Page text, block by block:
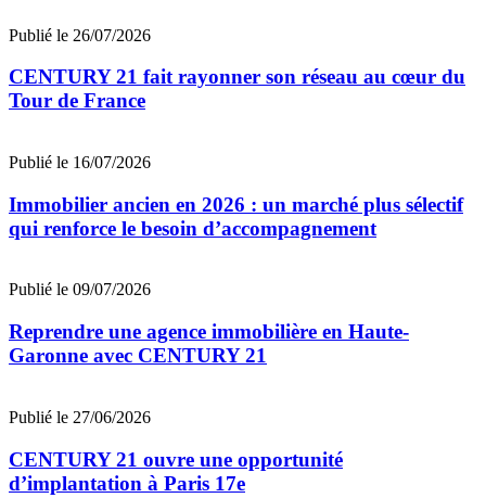
Publié le 26/07/2026
CENTURY 21 fait rayonner son réseau au cœur du
Tour de France
Publié le 16/07/2026
Immobilier ancien en 2026 : un marché plus sélectif
qui renforce le besoin d’accompagnement
Publié le 09/07/2026
Reprendre une agence immobilière en Haute-
Garonne avec CENTURY 21
Publié le 27/06/2026
CENTURY 21 ouvre une opportunité
d’implantation à Paris 17e